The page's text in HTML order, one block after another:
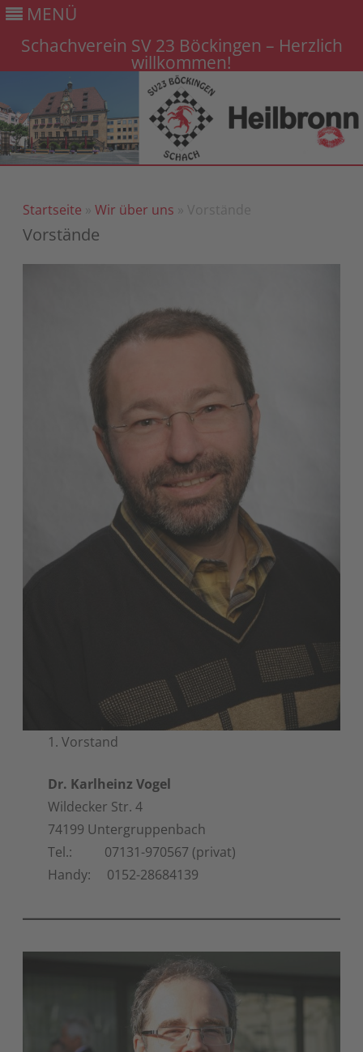
MENÜ
Schachverein SV 23 Böckingen – Herzlich
willkommen!
Gehe
Startseite Wir über uns
Vorstände
1. Vorstand
Dr. Karlheinz Vogel
Wildecker Str. 4
74199 Untergruppenbach
Tel.: 07131-970567 (privat)
Handy: 0152-28684139